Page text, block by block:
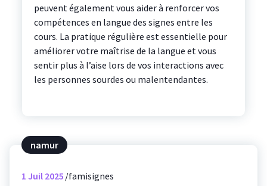
peuvent également vous aider à renforcer vos
compétences en langue des signes entre les
cours. La pratique régulière est essentielle pour
améliorer votre maîtrise de la langue et vous
sentir plus à l’aise lors de vos interactions avec
les personnes sourdes ou malentendantes.
namur
1 Juil 2025 famisignes